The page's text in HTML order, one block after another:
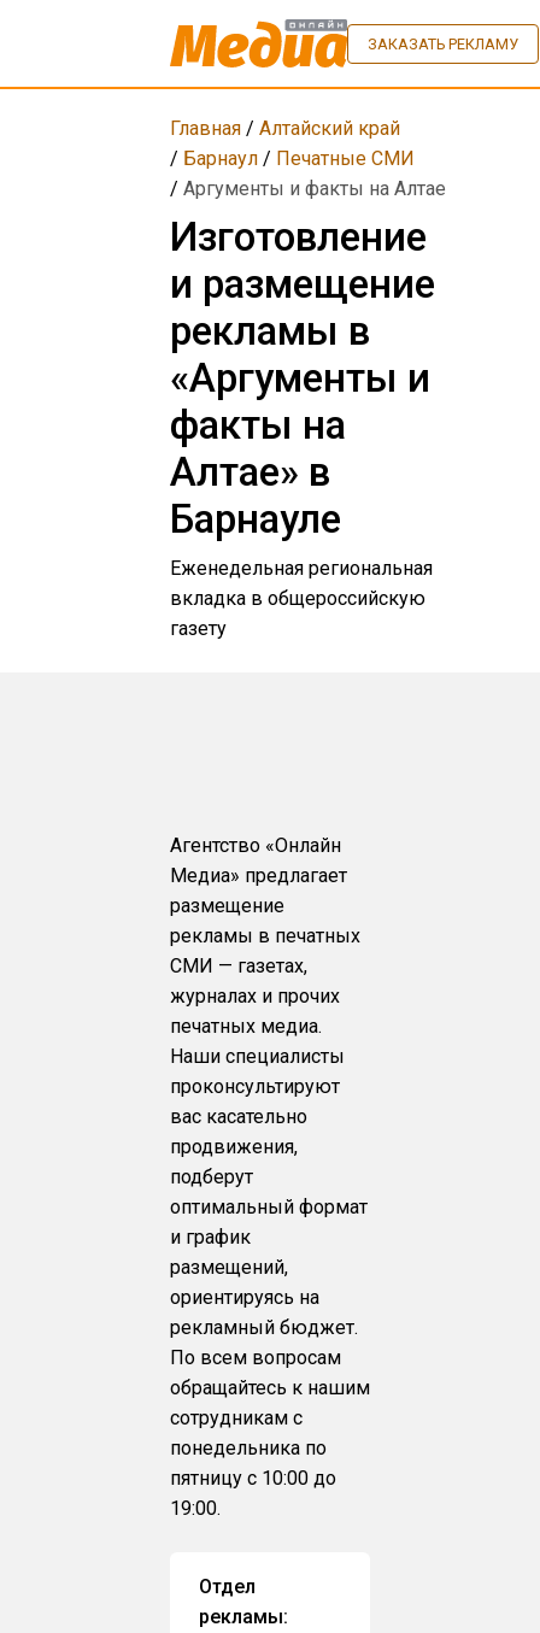
ЗАКАЗАТЬ РЕКЛАМУ
Главная/ Алтайский край
/ Барнаул/ Печатные СМИ
/ Аргументы и факты на Алтае
Изготовление
и размещение
рекламы в
«Аргументы и
факты на
Алтае» в
Барнауле
Еженедельная региональная
вкладка в общероссийскую
газету
Агентство «Онлайн
Медиа» предлагает
размещение
рекламы в печатных
СМИ — газетах,
журналах и прочих
печатных медиа.
Наши специалисты
проконсультируют
вас касательно
продвижения,
подберут
оптимальный формат
и график
размещений,
ориентируясь на
рекламный бюджет.
По всем вопросам
обращайтесь к нашим
сотрудникам с
понедельника по
пятницу с 10:00 до
19:00.
Отдел
рекламы: